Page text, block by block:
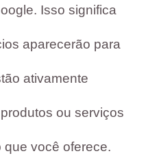
Isso significa
aparecerão para
ativamente
ou serviços
que você oferece.